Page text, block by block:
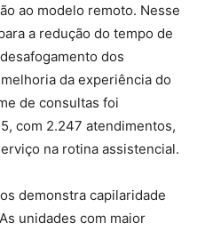
ao modelo remoto. Nesse
a redução do tempo de
dos
da experiência do
de consultas foi
com 2.247 atendimentos,
na rotina assistencial.
demonstra capilaridade
unidades com maior